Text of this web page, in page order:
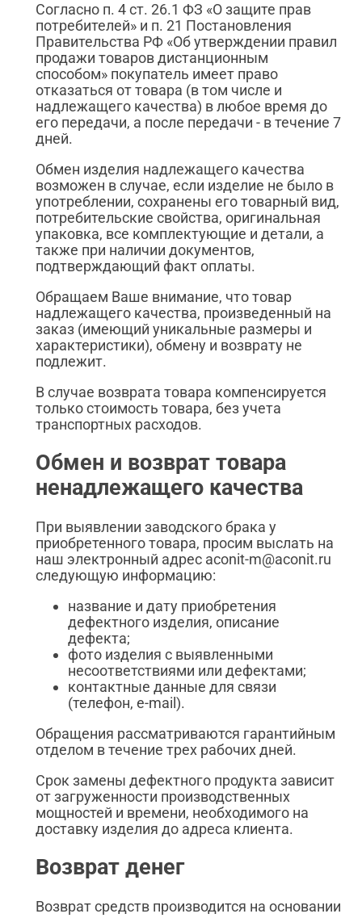
Согласно п. 4 ст. 26.1 ФЗ «О защите прав
потребителей» и п. 21 Постановления
Правительства РФ «Об утверждении правил
продажи товаров дистанционным
способом» покупатель имеет право
отказаться от товара (в том числе и
надлежащего качества) в любое время до
его передачи, а после передачи - в течение 7
дней.
Обмен изделия надлежащего качества
возможен в случае, если изделие не было в
употреблении, сохранены его товарный вид,
потребительские свойства, оригинальная
упаковка, все комплектующие и детали, а
также при наличии документов,
подтверждающий факт оплаты.
Обращаем Ваше внимание, что товар
надлежащего качества, произведенный на
заказ (имеющий уникальные размеры и
характеристики), обмену и возврату не
подлежит.
В случае возврата товара компенсируется
только стоимость товара, без учета
транспортных расходов.
Обмен и возврат товара
ненадлежащего качества
При выявлении заводского брака у
приобретенного товара, просим выслать на
наш электронный адрес aconit-m@aconit.ru
следующую информацию:
название и дату приобретения
дефектного изделия, описание
дефекта;
фото изделия с выявленными
несоответствиями или дефектами;
контактные данные для связи
(телефон, e-mail).
Обращения рассматриваются гарантийным
отделом в течение трех рабочих дней.
Срок замены дефектного продукта зависит
от загруженности производственных
мощностей и времени, необходимого на
доставку изделия до адреса клиента.
Возврат денег
Возврат средств производится на основании